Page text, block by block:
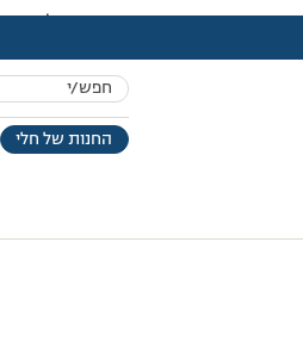
Search
for:החנות של חלי
עמוד הבית>כרובית חינמית בתנור>
pic4